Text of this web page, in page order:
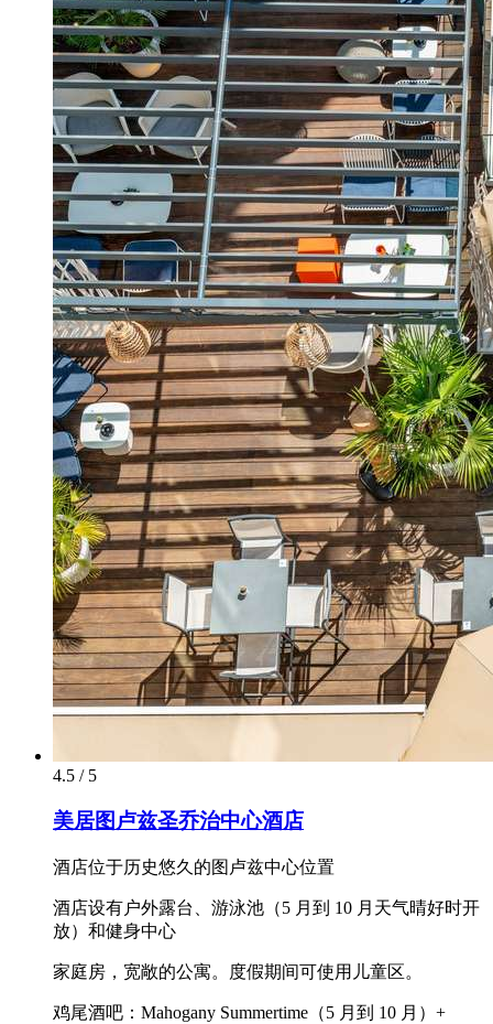
4.5 / 5
美居图卢兹圣乔治中心酒店
酒店位于历史悠久的图卢兹中心位置
酒店设有户外露台、游泳池（5 月到 10 月天气晴好时开
放）和健身中心
家庭房，宽敞的公寓。度假期间可使用儿童区。
鸡尾酒吧：Mahogany Summertime（5 月到 10 月）+